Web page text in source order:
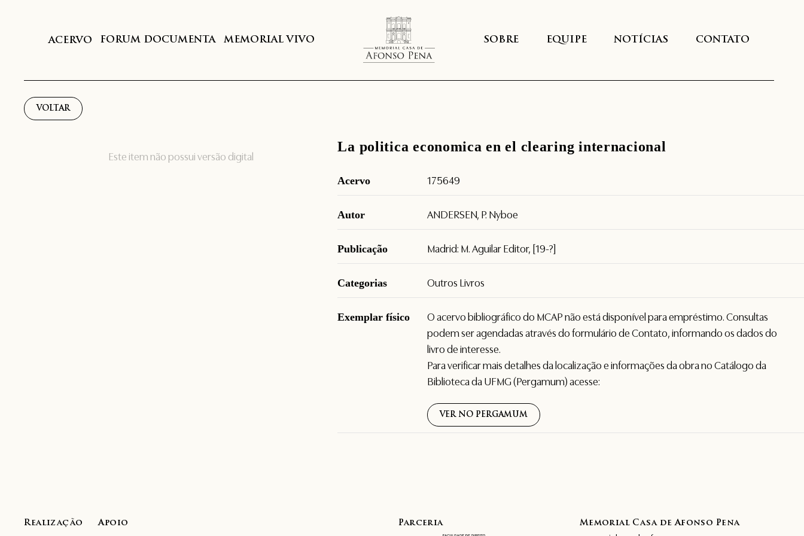
ACERVO FORUM DOCUMENTA MEMORIAL VIVO SOBRE EQUIPE NOTÍCIAS CONTATO
VOLTAR
Este item não possui versão digital
La politica economica en el clearing internacional
Acervo 175649
Autor ANDERSEN, P. Nyboe
Publicação Madrid: M. Aguilar Editor, [19-?]
Categorias Outros Livros
Exemplar físico
O acervo bibliográfico do MCAP não está disponível para empréstimo. Consultas
podem ser agendadas através do formulário deContato, informando os dados do
livro de interesse.
Para verificar mais detalhes da localização e informações da obra no Catálogo da
Biblioteca da UFMG (Pergamum) acesse:
VER NO PERGAMUM
Realização Apoio Parceria Memorial Casa de Afonso Pena